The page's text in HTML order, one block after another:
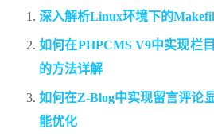
深入解析Linux环境下的
如何在PHPCMS V9中实现栏
的方法详解
如何在Z-Blog中实现留言评论
能优化